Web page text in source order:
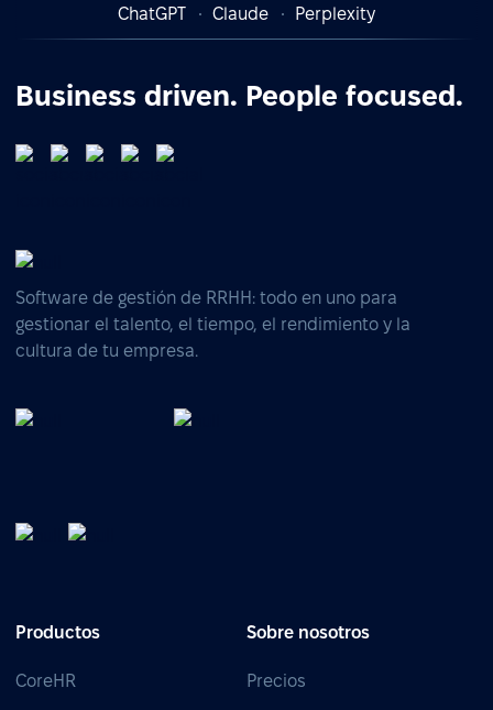
ChatGPT
Claude Perplexity
Business driven. People focused.
Software de gestión de RRHH: todo en uno para
gestionar el talento, el tiempo, el rendimiento y la
cultura de tu empresa.
Productos
CoreHR
Sobre nosotros
Precios